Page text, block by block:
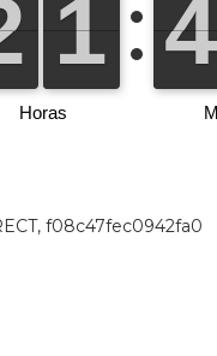
f08c47fec0942fa0